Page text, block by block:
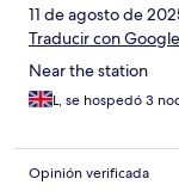
11 de agosto de
Traducir con Google
Near the station
L, se hospedó 3
Opinión verificada